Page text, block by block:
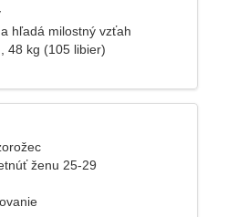
hľadá milostný vzťah
48 kg (105 libier)
ženu 25-29